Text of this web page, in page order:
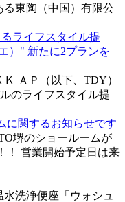
東陶（中国）有限公
ライフスタイル提
）" 新たに2プランを
ＡＰ（以下、TDY）
のライフスタイル提
に関するお知らせです
堺のショールームが
！ 営業開始予定日は来
洗浄便座「ウォシュ